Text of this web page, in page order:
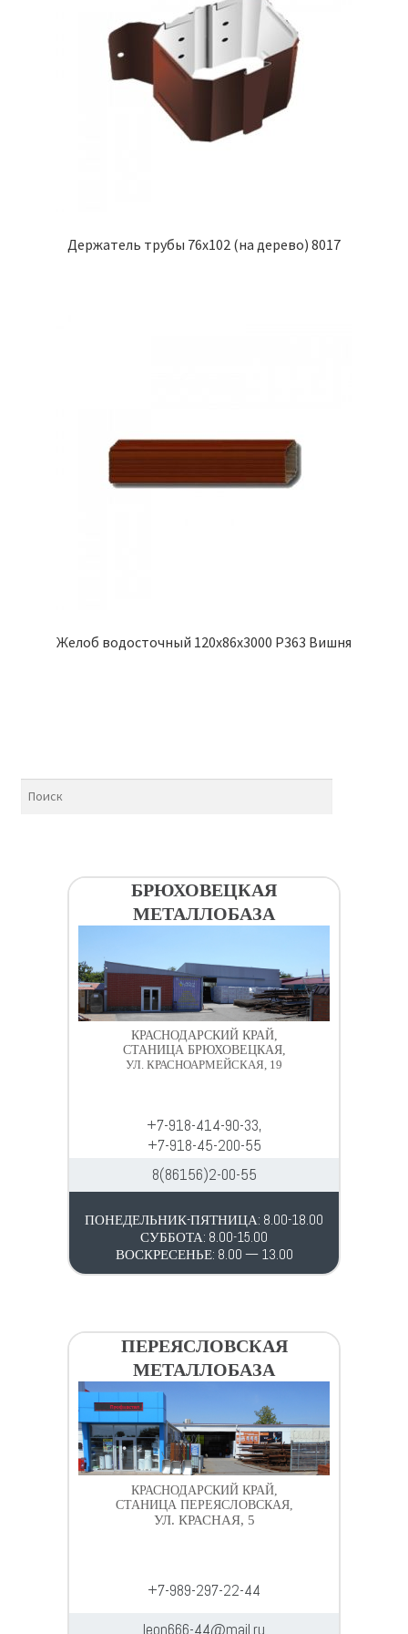
Держатель трубы 76х102 (на дерево) 8017
Желоб водосточный 120х86х3000 Р363 Вишня
БРЮХОВЕЦКАЯ
МЕТАЛЛОБАЗА
КРАСНОДАРСКИЙ КРАЙ,
СТАНИЦА БРЮХОВЕЦКАЯ,
УЛ. КРАСНОАРМЕЙСКАЯ, 19
+7-918-414-90-33,
+7-918-45-200-55
8(86156)2-00-55
ПОНЕДЕЛЬНИК-ПЯТНИЦА: 8.00-18.00
СУББОТА: 8.00-15.00
ВОСКРЕСЕНЬЕ: 8.00 — 13.00
ПЕРЕЯСЛОВСКАЯ
МЕТАЛЛОБАЗА
КРАСНОДАРСКИЙ КРАЙ,
СТАНИЦА ПЕРЕЯСЛОВСКАЯ,
УЛ. КРАСНАЯ, 5
+7-989-297-22-44
leon666-44@mail.ru